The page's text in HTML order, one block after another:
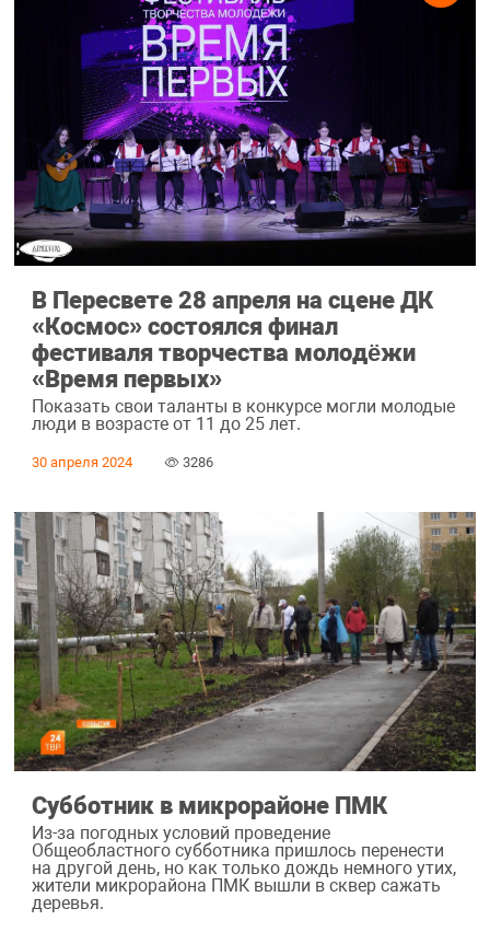
В Пересвете 28 апреля на сцене ДК
«Космос» состоялся финал
фестиваля творчества молодëжи
«Время первых»
Показать свои таланты в конкурсе могли молодые
люди в возрасте от 11 до 25 лет.
30 апреля 2024 3286
Субботник в микрорайоне ПМК
Из-за погодных условий проведение
Общеобластного субботника пришлось перенести
на другой день, но как только дождь немного утих,
жители микрорайона ПМК вышли в сквер сажать
деревья.